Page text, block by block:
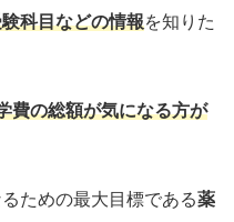
科目などの情報を知りた
費の総額が気になる方が
ための最大目標である薬